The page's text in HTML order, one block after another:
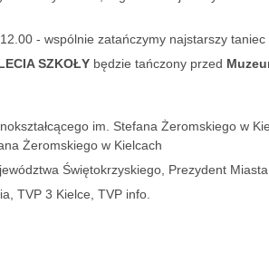
- wspólnie zatańczymy najstarszy taniec
SZKOŁY będzie tańczony przed
im. Stefana Żeromskiego w
Żeromskiego w Kielcach
Świętokrzyskiego, Prezydent
TVP 3 Kielce, TVP info.